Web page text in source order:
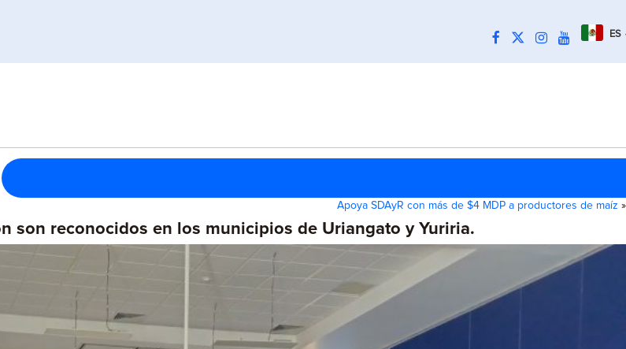
ES
Apoya SDAyR con más de $4 MDP a productores de maíz »
son reconocidos en los municipios de Uriangato y Yuriria.